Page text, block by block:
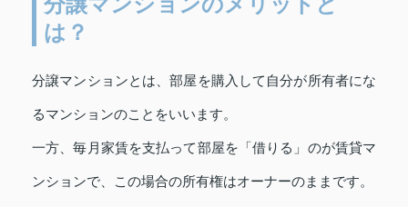
は？
分譲マンションとは、部屋を購入して自分が所有者にな
るマンションのことをいいます。
一方、毎月家賃を支払って部屋を「借りる」のが賃貸マ
ンションで、この場合の所有権はオーナーのままです。